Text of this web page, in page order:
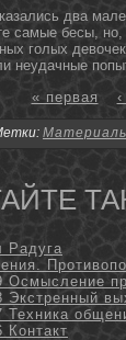
два
самые бесы,
голых
неудачные
« первая
Радуга
Осмысление
Экстренный
Техника
Контакт